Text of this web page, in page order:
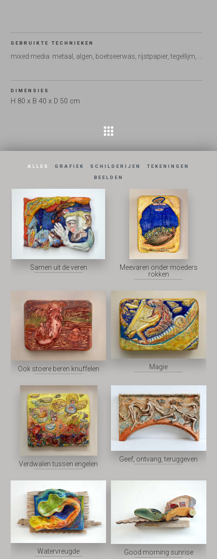
GEBRUIKTE TECHNIEKEN
mixed media: metaal, algen, boetseerwas, rijstpapier, tegellijm, ...
DIMENSIES
H 80 x B 40 x D 50 cm
ALLES GRAFIEK SCHILDERIJEN TEKENINGEN
BEELDEN
Samen uit de veren
Meevaren onder moeders
rokken
Ook stoere beren knuffelen Magie
Verdwalen tussen engelen
Geef, ontvang, teruggeven
Watervreugde Good morning sunrise